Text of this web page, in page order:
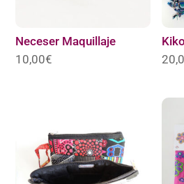
Neceser Maquillaje
10,00€